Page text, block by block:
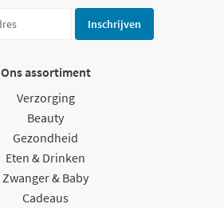
Inschrijven
Ons assortiment
Verzorging
Beauty
Gezondheid
Eten & Drinken
Zwanger & Baby
Cadeaus